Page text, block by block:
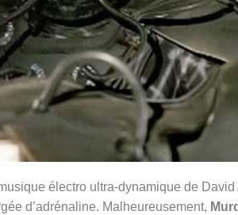
électro ultra-dynamique de
d’adrénaline. Malheureusement,